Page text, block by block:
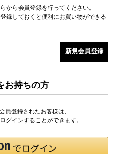
から会員登録を行ってください。
録しておくと便利にお買い物ができる
お持ちの方
員登録されたお客様は、
グインすることができます。